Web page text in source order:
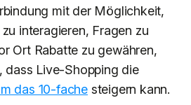
mit der Möglichkeit,
interagieren, Fragen zu
Ort Rabatte zu gewähren,
dass Live-Shopping die
das 10-fache steigern kann.